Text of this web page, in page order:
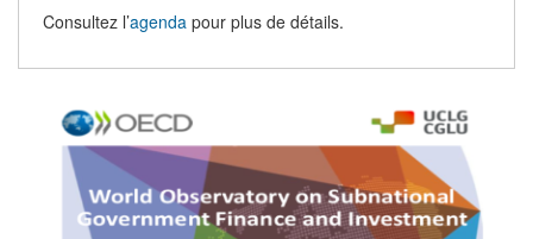
Consultez l’agenda pour plus de détails.